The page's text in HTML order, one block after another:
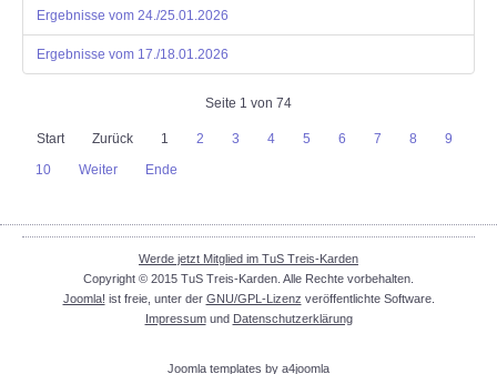
Ergebnisse vom 24./25.01.2026
Ergebnisse vom 17./18.01.2026
Seite 1 von 74
Start Zurück 1 2 3 4 5 6 7 8
9
10
Weiter Ende
Werde jetzt Mitglied im TuS Treis-Karden
Copyright © 2015 TuS Treis-Karden. Alle Rechte vorbehalten.
Joomla! ist freie, unter der GNU/GPL-Lizenz veröffentlichte Software.
Impressumund Datenschutzerklärung
Joomla templates by a4joomla